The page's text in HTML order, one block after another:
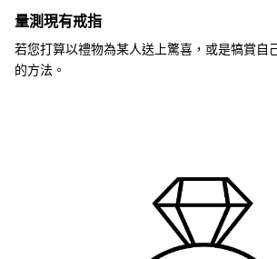
量測現有戒指
若您打算以禮物為某人送上驚喜，或是犒賞自
的方法。